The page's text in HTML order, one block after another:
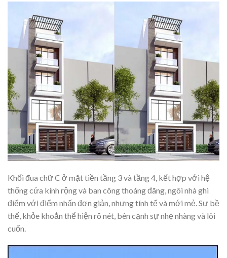
Khối đua chữ C ở mặt tiền tầng 3 và tầng 4, kết hợp với hệ
thống cửa kính rộng và ban công thoáng đãng, ngôi nhà ghi
điểm với điểm nhấn đơn giản, nhưng tính tế và mới mẻ. Sự bề
thế, khỏe khoắn thể hiện rõ nét, bên cạnh sự nhẹ nhàng và lôi
cuốn.